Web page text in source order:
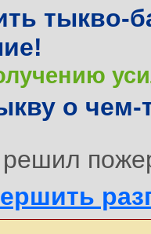
тыкво-
о чем-